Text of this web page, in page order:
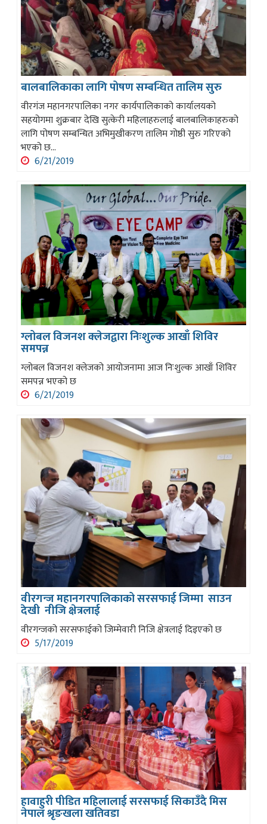
बालबालिकाका लागि पोषण सम्बन्धित तालिम सुरु
वीरगंज महानगरपालिका नगर कार्यपालिकाको कार्यालयको
सहयोगमा शुक्रबार देखि सुत्केरी महिलाहरुलाई बालबालिकाहरुको
लागि पोषण सम्बन्धित अभिमुखीकरण तालिम गोष्ठी सुरु गरिएको
भएको छ...
6/21/2019
ग्लोबल विजनश क्लेजद्वारा निःशुल्क आखाँ शिविर
समपन्न
ग्लोबल विजनश क्लेजको आयोजनामा आज निःशुल्क आखाँ शिविर
समपन्न भएको छ
6/21/2019
वीरगन्ज महानगरपालिकाको सरसफाई जिम्मा साउन
देखी नीजि क्षेत्रलाई
वीरगन्जको सरसफाईको जिम्मेवारी निजि क्षेत्रलाई दिइएको छ
5/17/2019
हावाहुरी पीडित महिलालाई सरसफाई सिकाउँदै मिस
नेपाल श्रृङखला खतिवडा